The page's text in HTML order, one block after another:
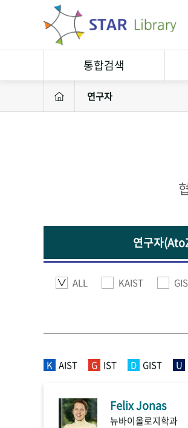
통합검색
연구정보검색
연구자
연구자
ALL KAIST
K AIST G IST D GIST U
Felix Jonas
뉴바이올로지학과